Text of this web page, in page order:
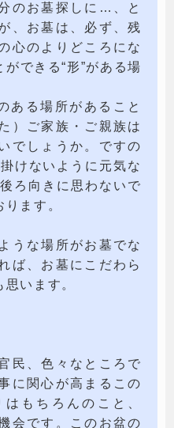
のお墓探しに…、と
、お墓は、必ず、残
心のよりどころにな
できる“形”がある場
ある場所があること
）ご家族・ご親族は
でしょうか。ですの
けないように元気な
ろ向きに思わないで
ます。
うな場所がお墓でな
ば、お墓にこだわら
います。
民、色々なところで
に関心が高まるこの
もちろんのこと、
会です。このお盆の